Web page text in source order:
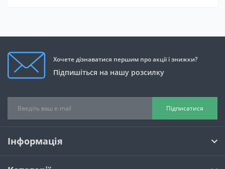
Хочете дізнаватися першим про акції і знижки?
Підпишіться на нашу розсилку
Підписатися
Інформація